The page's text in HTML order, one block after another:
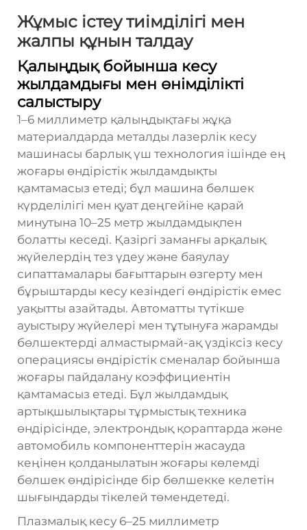
Жұмыс істеу тиімділігі мен
жалпы құнын талдау
Қалыңдық бойынша кесу
жылдамдығы мен өнімділікті
салыстыру
1–6 миллиметр қалыңдықтағы жұқа
материалдарда металды лазерлік кесу
машинасы барлық үш технология ішінде ең
жоғары өндірістік жылдамдықты
қамтамасыз етеді; бұл машина бөлшек
күрделілігі мен қуат деңгейіне қарай
минутына 10–25 метр жылдамдықпен
болатты кеседі. Қазіргі заманғы арқалық
жүйелердің тез үдеу және баяулау
сипаттамалары бағыттарын өзгерту мен
бұрыштарды кесу кезіндегі өндірістік емес
уақытты азайтады. Автоматты түтікше
ауыстыру жүйелері мен тұтынуға жарамды
бөлшектерді алмастырмай-ақ үздіксіз кесу
операциясы өндірістік сменалар бойынша
жоғары пайдалану коэффициентін
қамтамасыз етеді. Бұл жылдамдық
артықшылықтары тұрмыстық техника
өндірісінде, электрондық қораптарда және
автомобиль компоненттерін жасауда
кеңінен қолданылатын жоғары көлемді
бөлшек өндірісінде бір бөлшекке келетін
шығындарды тікелей төмендетеді.
Плазмалық кесу 6–25 миллиметр